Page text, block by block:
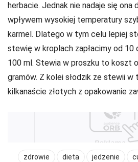
herbacie. Jednak nie nadaje się ona
wpływem wysokiej temperatury
karmel. Dlatego w tym celu lepiej
stewię w kroplach zapłacimy od 10
100 ml. Stewia w proszku to koszt
gramów. Z kolei słodzik ze stewii
kilkanaście złotych z opakowanie
zdrowie dieta jedzenie